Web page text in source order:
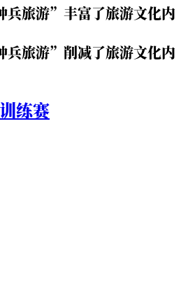
旅游”丰富了旅游文化内
旅游”削减了旅游文化内
练赛